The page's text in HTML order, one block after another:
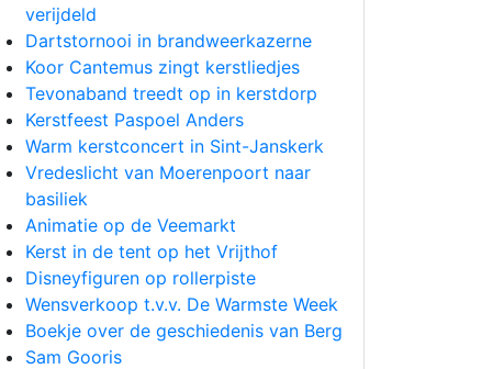
verijdeld
Dartstornooi in brandweerkazerne
Koor Cantemus zingt kerstliedjes
Tevonaband treedt op in kerstdorp
Kerstfeest Paspoel Anders
Warm kerstconcert in Sint-Janskerk
Vredeslicht van Moerenpoort naar
basiliek
Animatie op de Veemarkt
Kerst in de tent op het Vrijthof
Disneyfiguren op rollerpiste
Wensverkoop t.v.v. De Warmste Week
Boekje over de geschiedenis van Berg
Sam Gooris